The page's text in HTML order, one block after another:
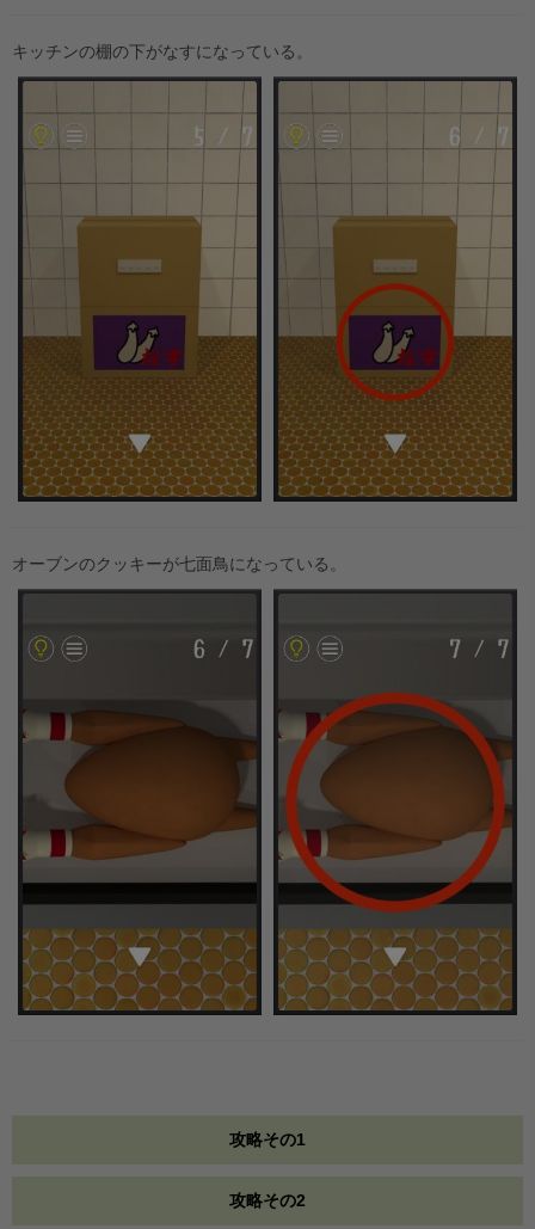
キッチンの棚の下がなすになっている。
オーブンのクッキーが七面鳥になっている。
攻略その1
攻略その2